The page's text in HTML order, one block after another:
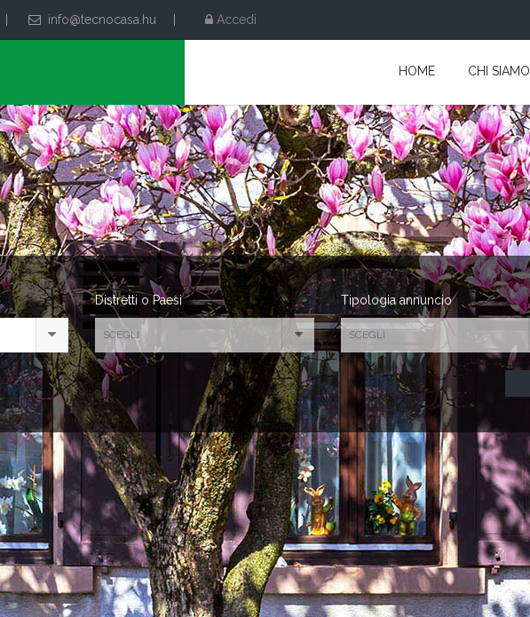
info@tecnocasa.hu Accedi
HOME
CHI SIAMO
Distretti o Paesi
SCEGLI
Tipologia annuncio
SCEGLI